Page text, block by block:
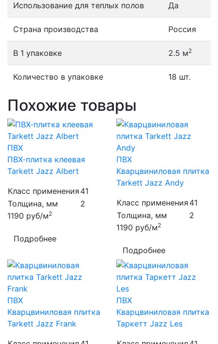
Использование для теплых полов Да
Страна производства Россия
В 1 упаковке 2.5 м2
Количество в упаковке 18 шт.
Похожие товары
ПВХ
ПВХ-плитка клеевая
Tarkett Jazz Albert
Класс применения 41
Толщина, мм
2
1190 руб/м2
Подробнее
ПВХ
Кварцвиниловая плитка
Tarkett Jazz Andy
Класс применения 41
Толщина, мм
2
1190 руб/м2
Подробнее
ПВХ
Кварцвиниловая плитка
Tarkett Jazz Frank
ПВХ
Кварцвиниловая плитка
Таркетт Jazz Les